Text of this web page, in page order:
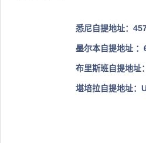
悉尼自提地址：
墨尔本自提地址
布里斯班自提地
堪培拉自提地址